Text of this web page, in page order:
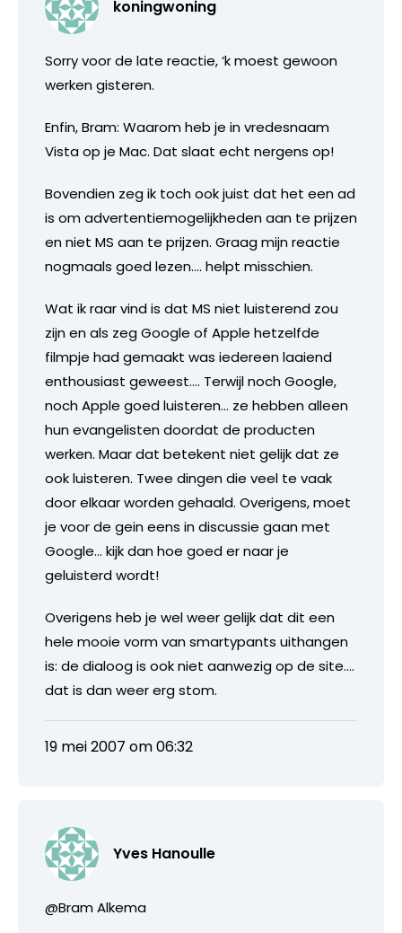
koningwoning
Sorry voor de late reactie, ‘k moest gewoon
werken gisteren.
Enfin, Bram: Waarom heb je in vredesnaam
Vista op je Mac. Dat slaat echt nergens op!
Bovendien zeg ik toch ook juist dat het een ad
is om advertentiemogelijkheden aan te prijzen
en niet MS aan te prijzen. Graag mijn reactie
nogmaals goed lezen…. helpt misschien.
Wat ik raar vind is dat MS niet luisterend zou
zijn en als zeg Google of Apple hetzelfde
filmpje had gemaakt was iedereen laaiend
enthousiast geweest…. Terwijl noch Google,
noch Apple goed luisteren… ze hebben alleen
hun evangelisten doordat de producten
werken. Maar dat betekent niet gelijk dat ze
ook luisteren. Twee dingen die veel te vaak
door elkaar worden gehaald. Overigens, moet
je voor de gein eens in discussie gaan met
Google… kijk dan hoe goed er naar je
geluisterd wordt!
Overigens heb je wel weer gelijk dat dit een
hele mooie vorm van smartypants uithangen
is: de dialoog is ook niet aanwezig op de site….
dat is dan weer erg stom.
19 mei 2007 om 06:32
Yves Hanoulle
@Bram Alkema